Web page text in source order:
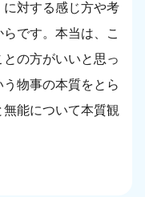
対する感じ方や考
です。本当は、こ
の方がいいと思っ
物事の本質をとら
能について本質観